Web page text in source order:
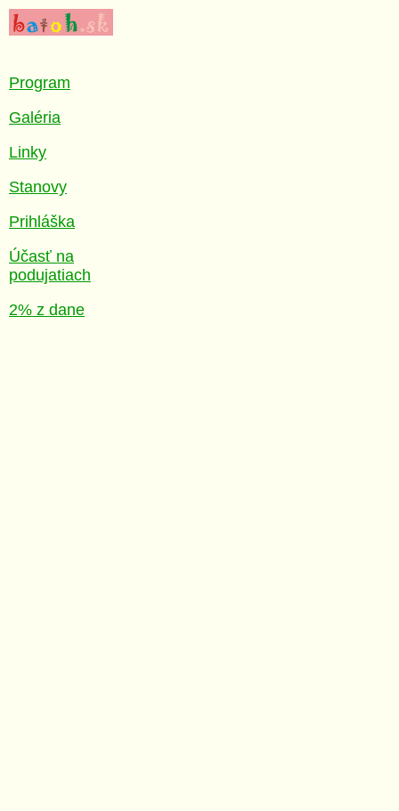
Program
Galéria
Linky
Stanovy
Prihláška
Účasť na
podujatiach
2% z dane